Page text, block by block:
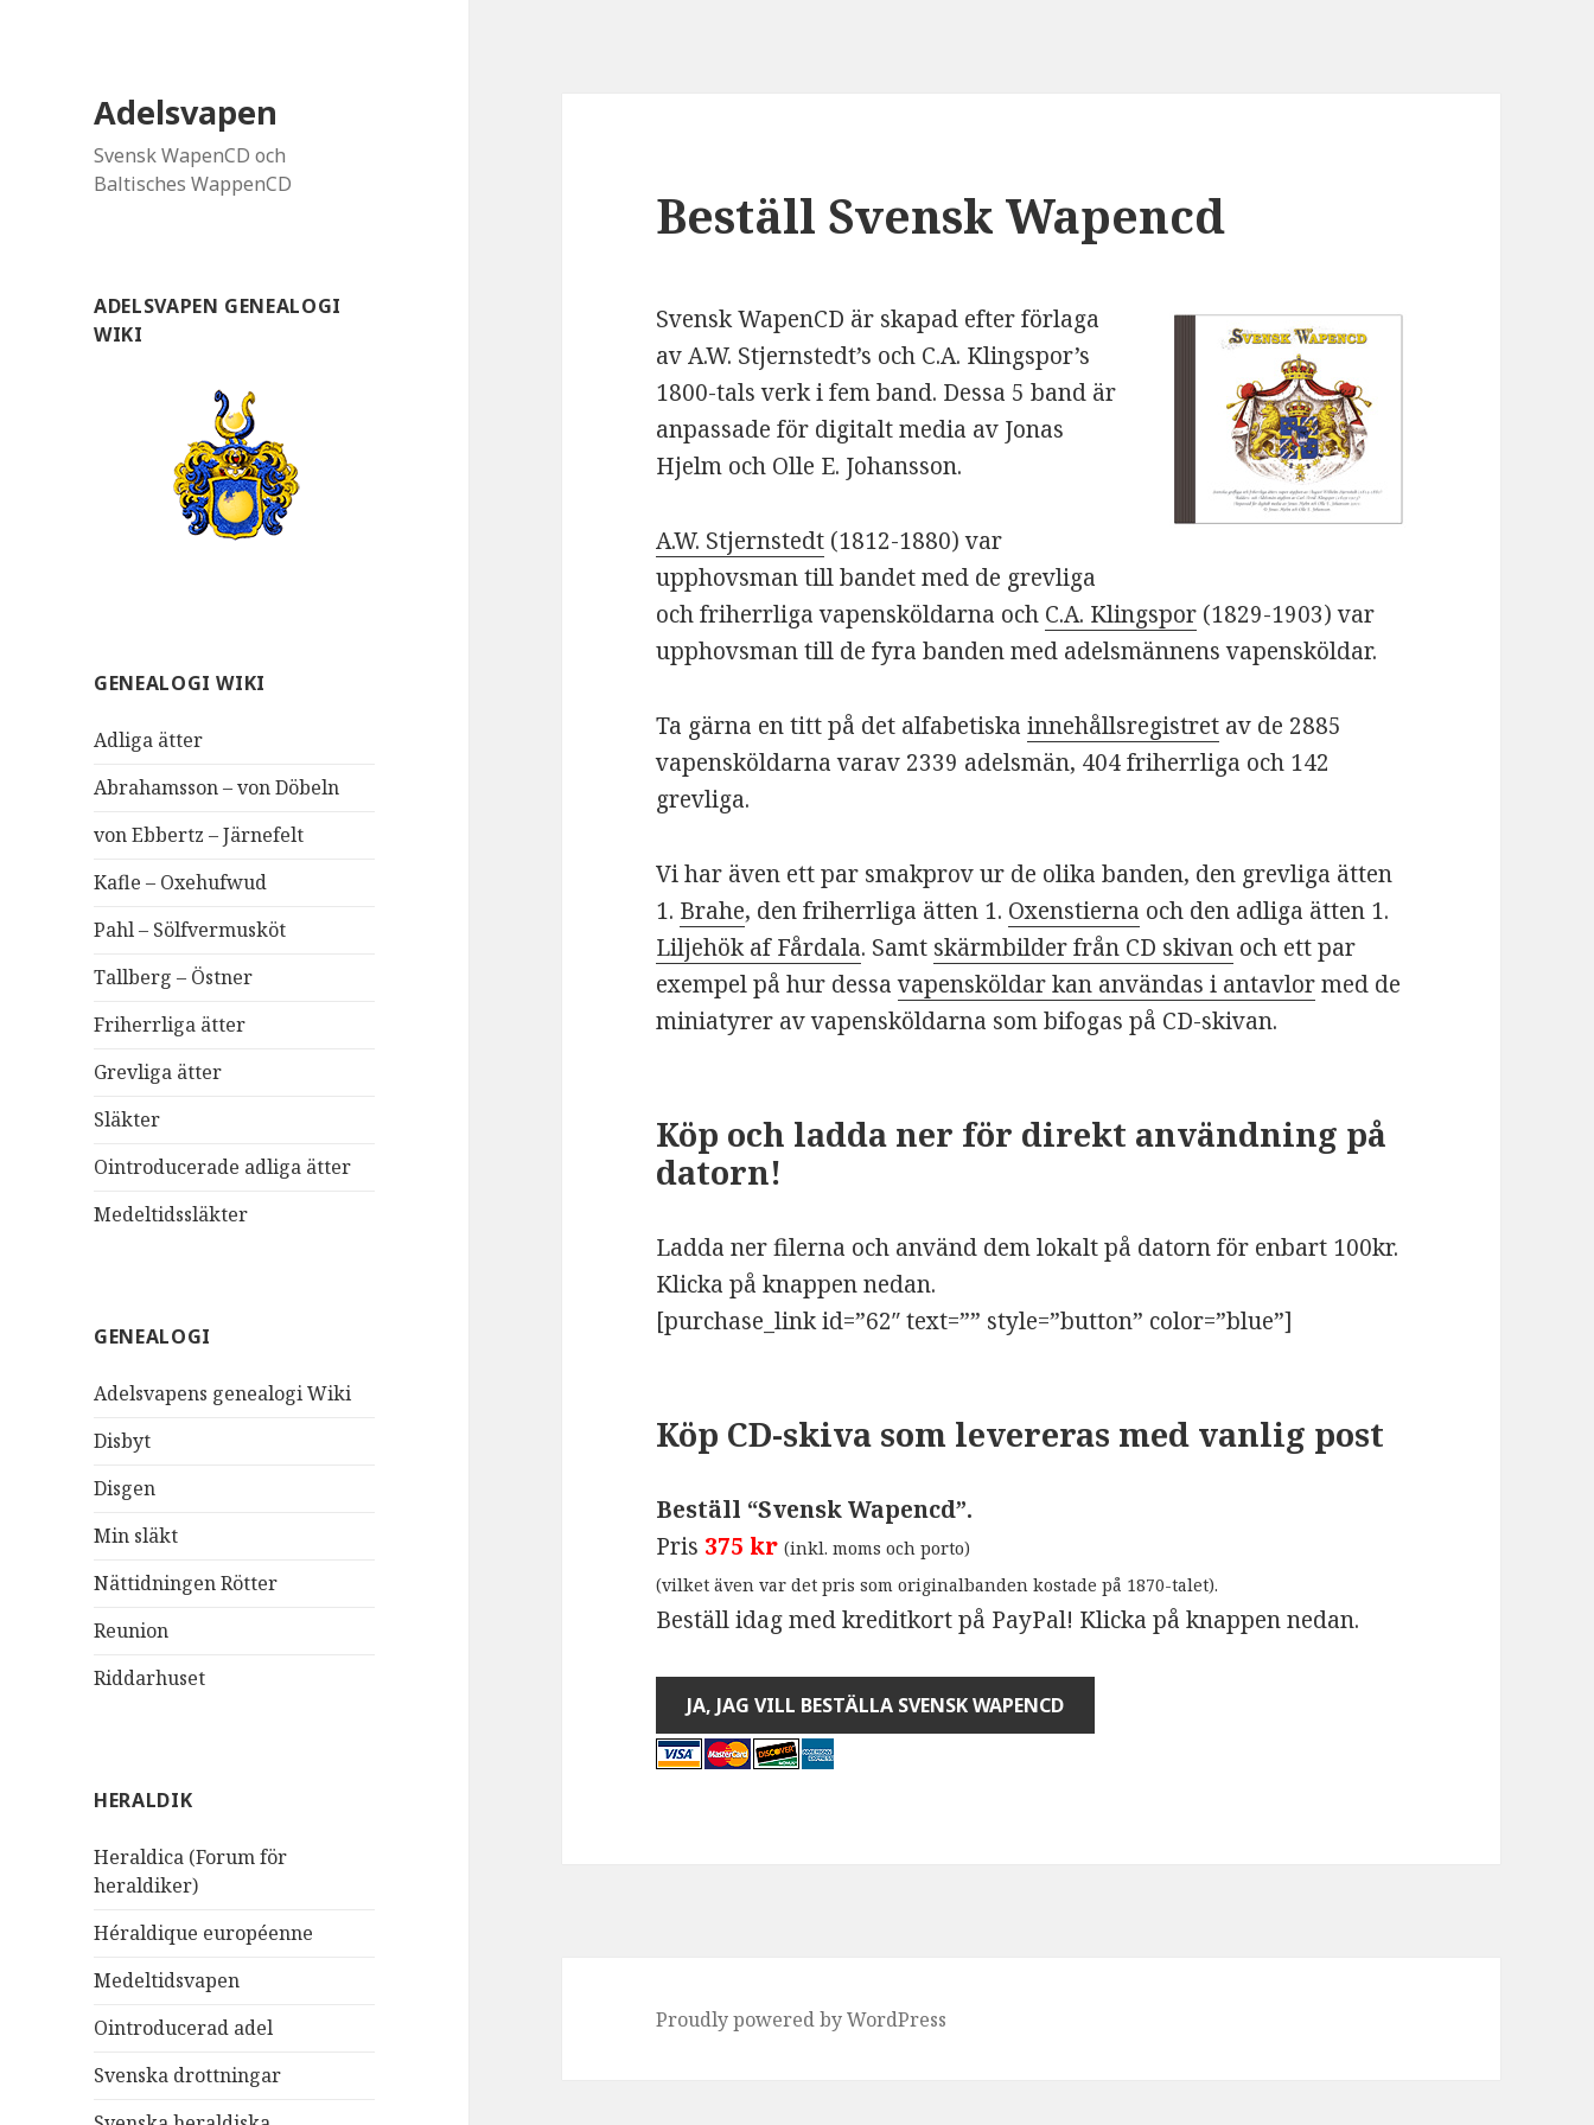
Adelsvapen
Svensk WapenCD och
Baltisches WappenCD
ADELSVAPEN GENEALOGI
WIKI
GENEALOGI WIKI
Adliga ätter
Abrahamsson – von Döbeln
von Ebbertz – Järnefelt
Kafle – Oxehufwud
Pahl – Sölfvermusköt
Tallberg – Östner
Friherrliga ätter
Grevliga ätter
Släkter
Ointroducerade adliga ätter
Medeltidssläkter
GENEALOGI
Adelsvapens genealogi Wiki
Disbyt
Disgen
Min släkt
Nättidningen Rötter
Reunion
Riddarhuset
HERALDIK
Heraldica (Forum för
heraldiker)
Héraldique européenne
Medeltidsvapen
Ointroducerad adel
Svenska drottningar
Beställ Svensk Wapencd
Svensk WapenCD är skapad efter förlaga
av A.W. Stjernstedt’s och C.A. Klingspor’s
1800-tals verk i fem band. Dessa 5 band är
anpassade för digitalt media av Jonas
Hjelm och Olle E. Johansson.
A.W. Stjernstedt (1812-1880) var
upphovsman till bandet med de grevliga
och friherrliga vapensköldarna och C.A. Klingspor (1829-1903) var
upphovsman till de fyra banden med adelsmännens vapensköldar.
Ta gärna en titt på det alfabetiskainnehållsregistret av de 2885
vapensköldarna varav 2339 adelsmän, 404 friherrliga och 142
grevliga.
Vi har även ett par smakprov ur de olika banden, den grevliga ätten
1. Brahe, den friherrliga ätten 1. Oxenstierna och den adliga ätten 1.
Liljehök af Fårdala. Samt skärmbilder från CD skivan och ett par
exempel på hur dessavapensköldar kan användas i antavlormed de
miniatyrer av vapensköldarna som bifogas på CD-skivan.
Köp och ladda ner för direkt användning på
datorn!
Ladda ner filerna och använd dem lokalt på datorn för enbart 100kr.
Klicka på knappen nedan.
[purchase_link id=”62″ text=”” style=”button” color=”blue”]
Köp CD-skiva som levereras med vanlig post
Beställ “Svensk Wapencd”.
Pris 375 kr (inkl. moms och porto)
(vilket även var det pris som originalbanden kostade på 1870-talet).
Beställ idag med kreditkort på PayPal! Klicka på knappen nedan.
Proudly powered by WordPress